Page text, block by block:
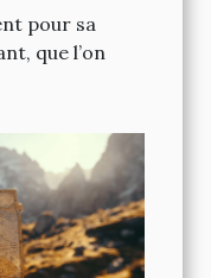
pour sa
que l’on